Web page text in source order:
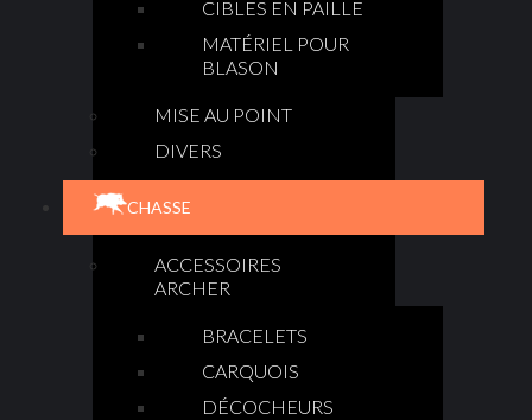
CIBLES EN PAILLE
MATÉRIEL POUR
BLASON
MISE AU POINT
DIVERS
CHASSE
ACCESSOIRES
ARCHER
BRACELETS
CARQUOIS
DÉCOCHEURS